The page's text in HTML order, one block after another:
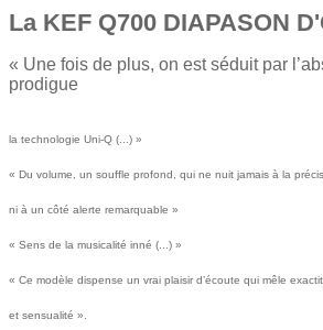
La KEF Q700 DIAPASON
« Une fois de plus, on est séduit par
prodigue
la technologie Uni-Q (...) »
« Du volume, un souffle profond, qui ne nuit jamais à la
ni à un côté alerte remarquable »
« Sens de la musicalité inné (...) »
« Ce modèle dispense un vrai plaisir d’écoute qui mêle
et sensualité ».